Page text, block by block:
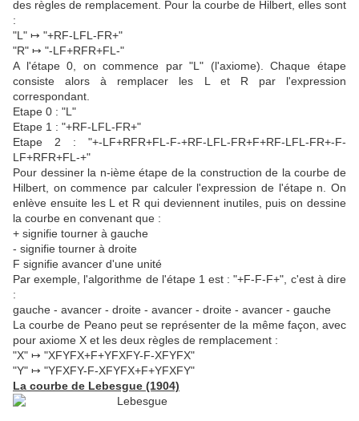
des règles de remplacement. Pour la courbe de Hilbert, elles sont
:
"L" ↦ "+RF-LFL-FR+"
"R" ↦ "-LF+RFR+FL-"
A l'étape 0, on commence par "L" (l'axiome). Chaque étape
consiste alors à remplacer les L et R par l'expression
correspondant.
Etape 0 : "L"
Etape 1 : "+RF-LFL-FR+"
Etape 2 : "+-LF+RFR+FL-F-+RF-LFL-FR+F+RF-LFL-FR+-F-
LF+RFR+FL-+"
Pour dessiner la n-ième étape de la construction de la courbe de
Hilbert, on commence par calculer l'expression de l'étape n. On
enlève ensuite les L et R qui deviennent inutiles, puis on dessine
la courbe en convenant que :
+ signifie tourner à gauche
- signifie tourner à droite
F signifie avancer d'une unité
Par exemple, l'algorithme de l'étape 1 est : "+F-F-F+", c'est à dire
:
gauche - avancer - droite - avancer - droite - avancer - gauche
La courbe de Peano peut se représenter de la même façon, avec
pour axiome X et les deux règles de remplacement :
"X" ↦ "XFYFX+F+YFXFY-F-XFYFX"
"Y" ↦ "YFXFY-F-XFYFX+F+YFXFY"
La courbe de Lebesgue (1904)